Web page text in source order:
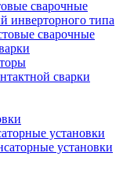
сварочные
инверторного типа
сварочные
сварки
установки
установки